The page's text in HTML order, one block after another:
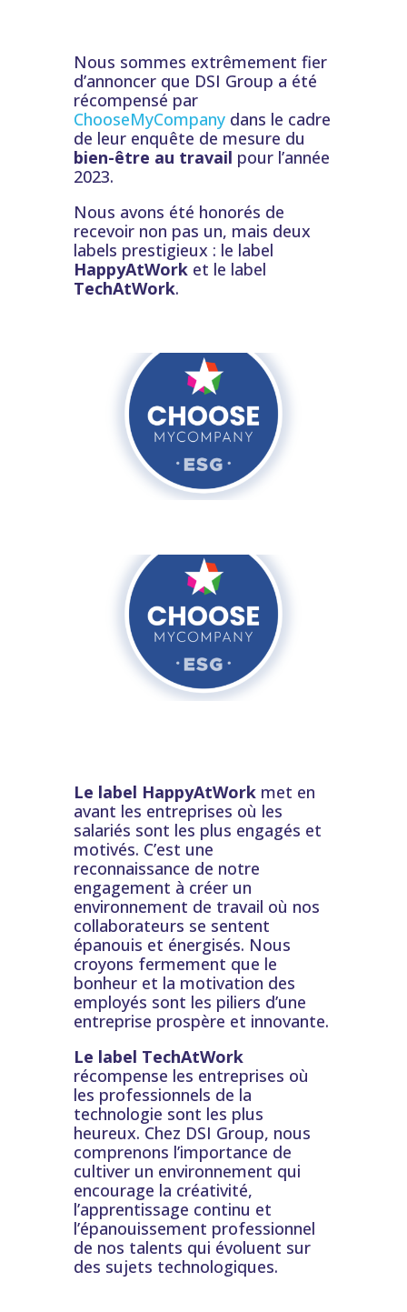
Nous sommes extrêmement fier
d’annoncer que DSI Group a été
récompensé par
ChooseMyCompanydans le cadre
de leur enquête de mesure du
bien-être au travail pour l’année
2023.
Nous avons été honorés de
recevoir non pas un, mais deux
labels prestigieux : le label
HappyAtWorket le label
TechAtWork.
Le label HappyAtWorkmet en
avant les entreprises où les
salariés sont les plus engagés et
motivés. C’est une
reconnaissance de notre
engagement à créer un
environnement de travail où nos
collaborateurs se sentent
épanouis et énergisés. Nous
croyons fermement que le
bonheur et la motivation des
employés sont les piliers d’une
entreprise prospère et innovante.
Le label TechAtWork
récompense les entreprises où
les professionnels de la
technologie sont les plus
heureux. Chez DSI Group, nous
comprenons l’importance de
cultiver un environnement qui
encourage la créativité,
l’apprentissage continu et
l’épanouissement professionnel
de nos talents qui évoluent sur
des sujets technologiques.